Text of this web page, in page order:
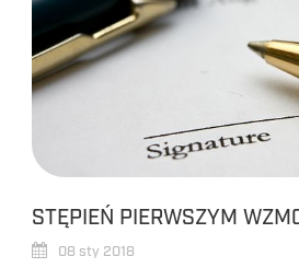
STĘPIEŃ PIERWSZYM
08 sty 2018